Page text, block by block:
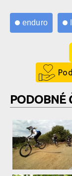
enduro
PODOBNÉ